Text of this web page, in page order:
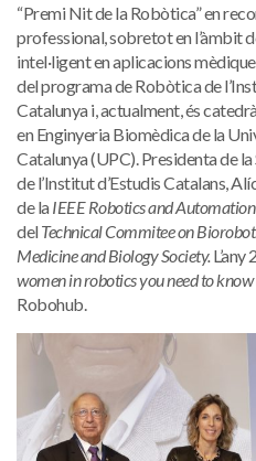
“Premi Nit de la Robòtica” en
professional, sobretot en l’àmbit
intel·ligent en aplicacions
del programa de Robòtica de
Catalunya i, actualment, és
en Enginyeria Biomèdica de la
Catalunya (UPC). Presidenta de
de l’Institut d’Estudis Catalans,
de laIEEE Robotics and
delTechnical Commitee on
Medicine and Biology Society.
women in robotics you need to
Robohub.